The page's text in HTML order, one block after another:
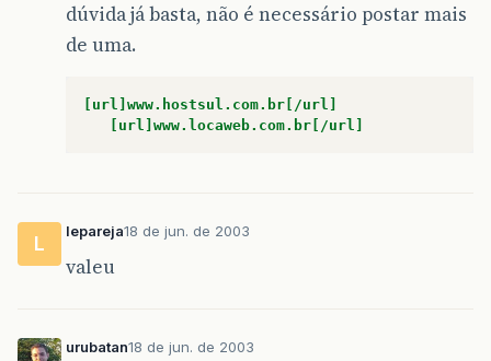
dúvida já basta, não é necessário postar mais
de uma.
[url]www.hostsul.com.br[/url]
[url]www.locaweb.com.br[/url]
L
lepareja18 de jun. de 2003
valeu
urubatan18 de jun. de 2003